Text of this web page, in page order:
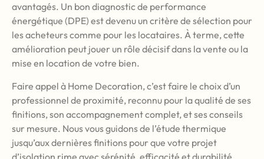
avantagés. Un bon diagnostic de performance
énergétique (DPE) est devenu un critère de sélection pour
les acheteurs comme pour les locataires. À terme, cette
amélioration peut jouer un rôle décisif dans la vente ou la
mise en location de votre bien.
Faire appel à Home Decoration, c’est faire le choix d’un
professionnel de proximité, reconnu pour la qualité de ses
finitions, son accompagnement complet, et ses conseils
sur mesure. Nous vous guidons de l’étude thermique
jusqu’aux dernières finitions pour que votre projet
d’isolation rime avec sérénité, efficacité et durabilité.